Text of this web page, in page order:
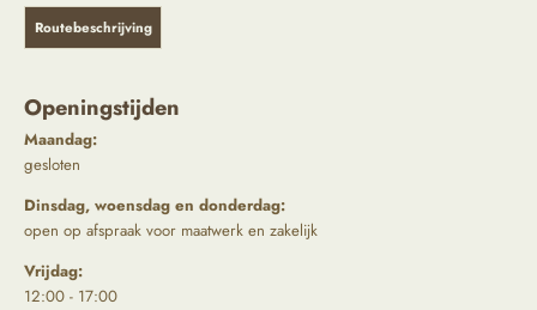
Routebeschrijving
Openingstijden
Maandag:
gesloten
Dinsdag, woensdag en donderdag:
open op afspraak voor maatwerk en zakelijk
Vrijdag:
12:00 - 17:00